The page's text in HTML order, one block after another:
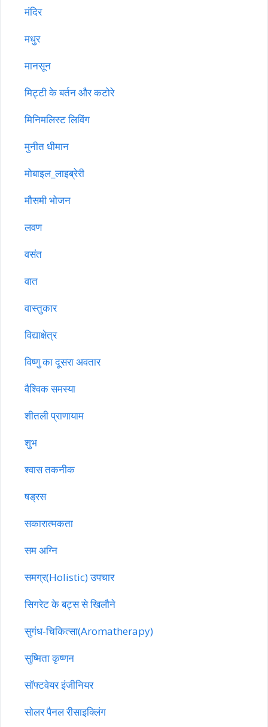
मंदिर
मधुर
मानसून
मिट्टी के बर्तन और कटोरे
मिनिमलिस्ट लिविंग
मुनीत धीमान
मोबाइल_लाइब्रेरी
मौसमी भोजन
लवण
वसंत
वात
वास्तुकार
विद्याक्षेत्र
विष्णु का दूसरा अवतार
वैश्विक समस्या
शीतली प्राणायाम
शुभ
श्वास तकनीक
षड्रस
सकारात्मकता
सम अग्नि
समग्र(Holistic) उपचार
सिगरेट के बट्स से खिलौने
सुगंध-चिकित्सा(Aromatherapy)
सुष्मिता कृष्णन
सॉफ्टवेयर इंजीनियर
सोलर पैनल रीसाइक्लिंग